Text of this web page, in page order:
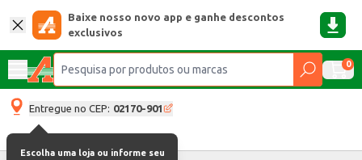
Baixe nosso novo app e ganhe descontos
exclusivos
0
Entregue no CEP: 02170-901
Escolha uma loja ou informe seu